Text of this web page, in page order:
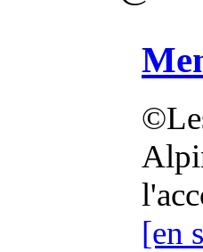
[en